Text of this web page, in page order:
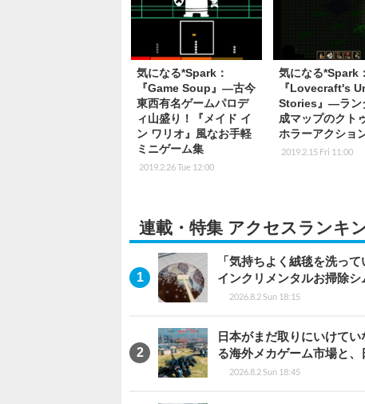
気になる*Spark：
『Game Soup』―古今
東西有名ゲームパロデ
ィ山盛り！『メイド イ
ン ワリオ』風なお手軽
ミニゲーム集
2019.2.26 Tue 12:00
気になる*Spark：
『Lovecraft's
Stories』―ラン
成マップのクト
ホラーアクショ
2019.2.15 Fri 11:00
連載・特集 アクセスランキ
「気持ちよく絨毯を洗っ
インクリメンタルお掃除シ
2026.8.2 Sun 18:15
日本がまだ取りにいけて
る海外メカゲーム市場と、
2026.8.2 Sun 18:45